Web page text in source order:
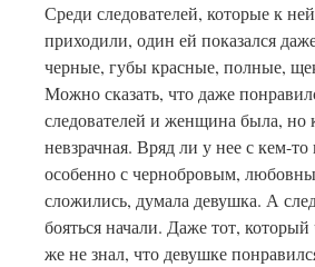
Среди следователей, которые к
приходили, один ей показался
черные, губы красные, полные,
Можно сказать, что даже
следователей и женщина была, но
невзрачная. Вряд ли у нее с кем-то
особенно с чернобровым,
сложились, думала девушка. А
бояться начали. Даже тот,
же не знал, что девушке